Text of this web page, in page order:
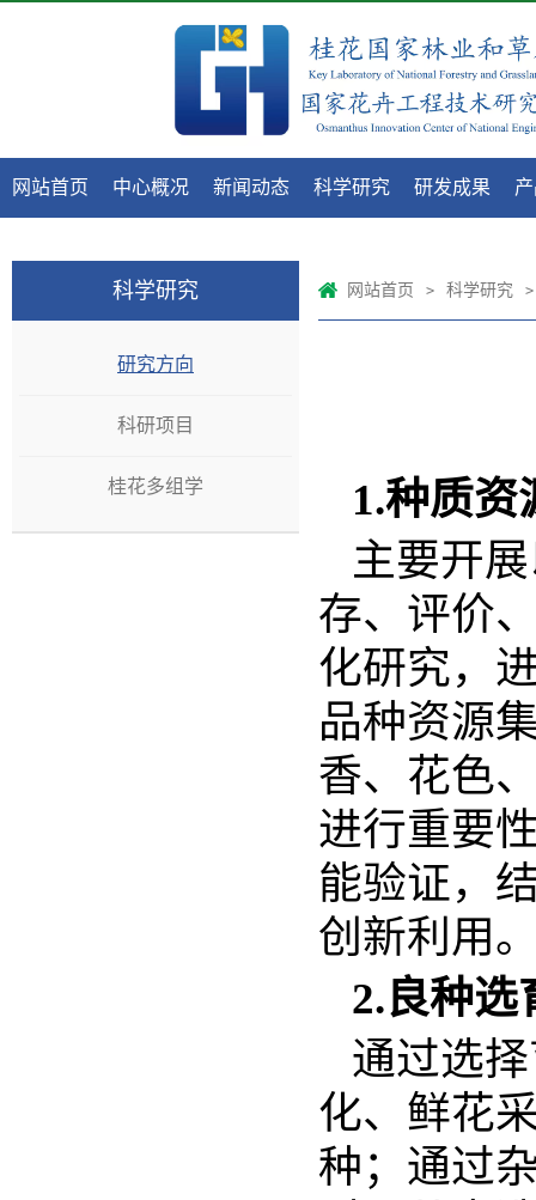
网站首页 中心概况 新闻动态 科学研究 研发成果
科学研究
研究方向
科研项目
桂花多组学
网站首页 > 科学研究 >
1.种质资
主要开
存、评价
化研究，
品种资源
香、花色
进行重要
能验证，
创新利用
2.良种选
通过选
化、鲜花
种；通过